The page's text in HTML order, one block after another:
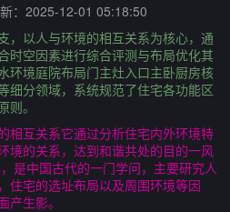
：2025-12-01 05:18:50
，以人与环境的相互关系为核心，通
时空因素进行综合评测与布局优化其
环境庭院布局门主灶入口主卧厨房核
细分领域，系统规范了住宅各功能区
。
相互关系它通过分析住宅内外环境特
境的关系，达到和谐共处的目的一风
是中国古代的一门学问，主要研究人
住宅的选址布局以及周围环境等因
生影。